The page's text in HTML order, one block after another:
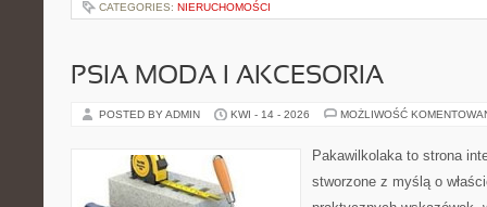
CATEGORIES: NIERUCHOMOŚCI
PSIA MODA I AKCESORIA
POSTED BY ADMIN KWI - 14 - 2026 MOŻLIWOŚĆ
Pakawilkolaka to strona
stworzone z myślą o